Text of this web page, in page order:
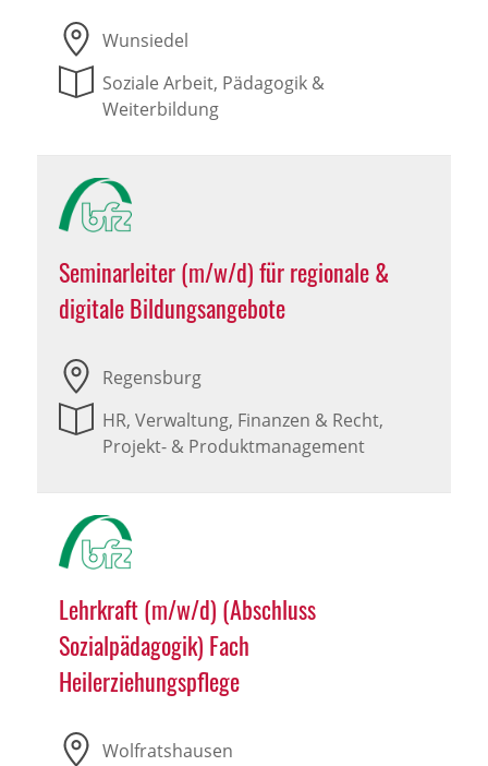
Wunsiedel
Soziale Arbeit, Pädagogik &
Weiterbildung
Seminarleiter (m/w/d) für regionale &
digitale Bildungsangebote
Regensburg
HR, Verwaltung, Finanzen & Recht,
Projekt- & Produktmanagement
Lehrkraft (m/w/d) (Abschluss
Sozialpädagogik) Fach
Heilerziehungspflege
Wolfratshausen